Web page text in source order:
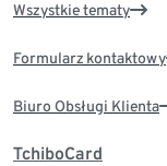
Wszystkie tematy
Formularz kontaktowy
Biuro Obsługi Klienta
TchiboCard